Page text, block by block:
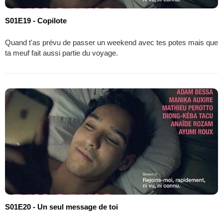
S01E19 - Copilote
Quand t'as prévu de passer un weekend avec tes potes mais que
ta meuf fait aussi partie du voyage.
S01E20 - Un seul message de toi